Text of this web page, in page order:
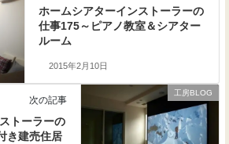
ホームシアターインストーラーの
仕事175～ピアノ教室＆シアター
ルーム
2015年2月10日
工房BLOG
次の記事
トーラーの
き建売住居